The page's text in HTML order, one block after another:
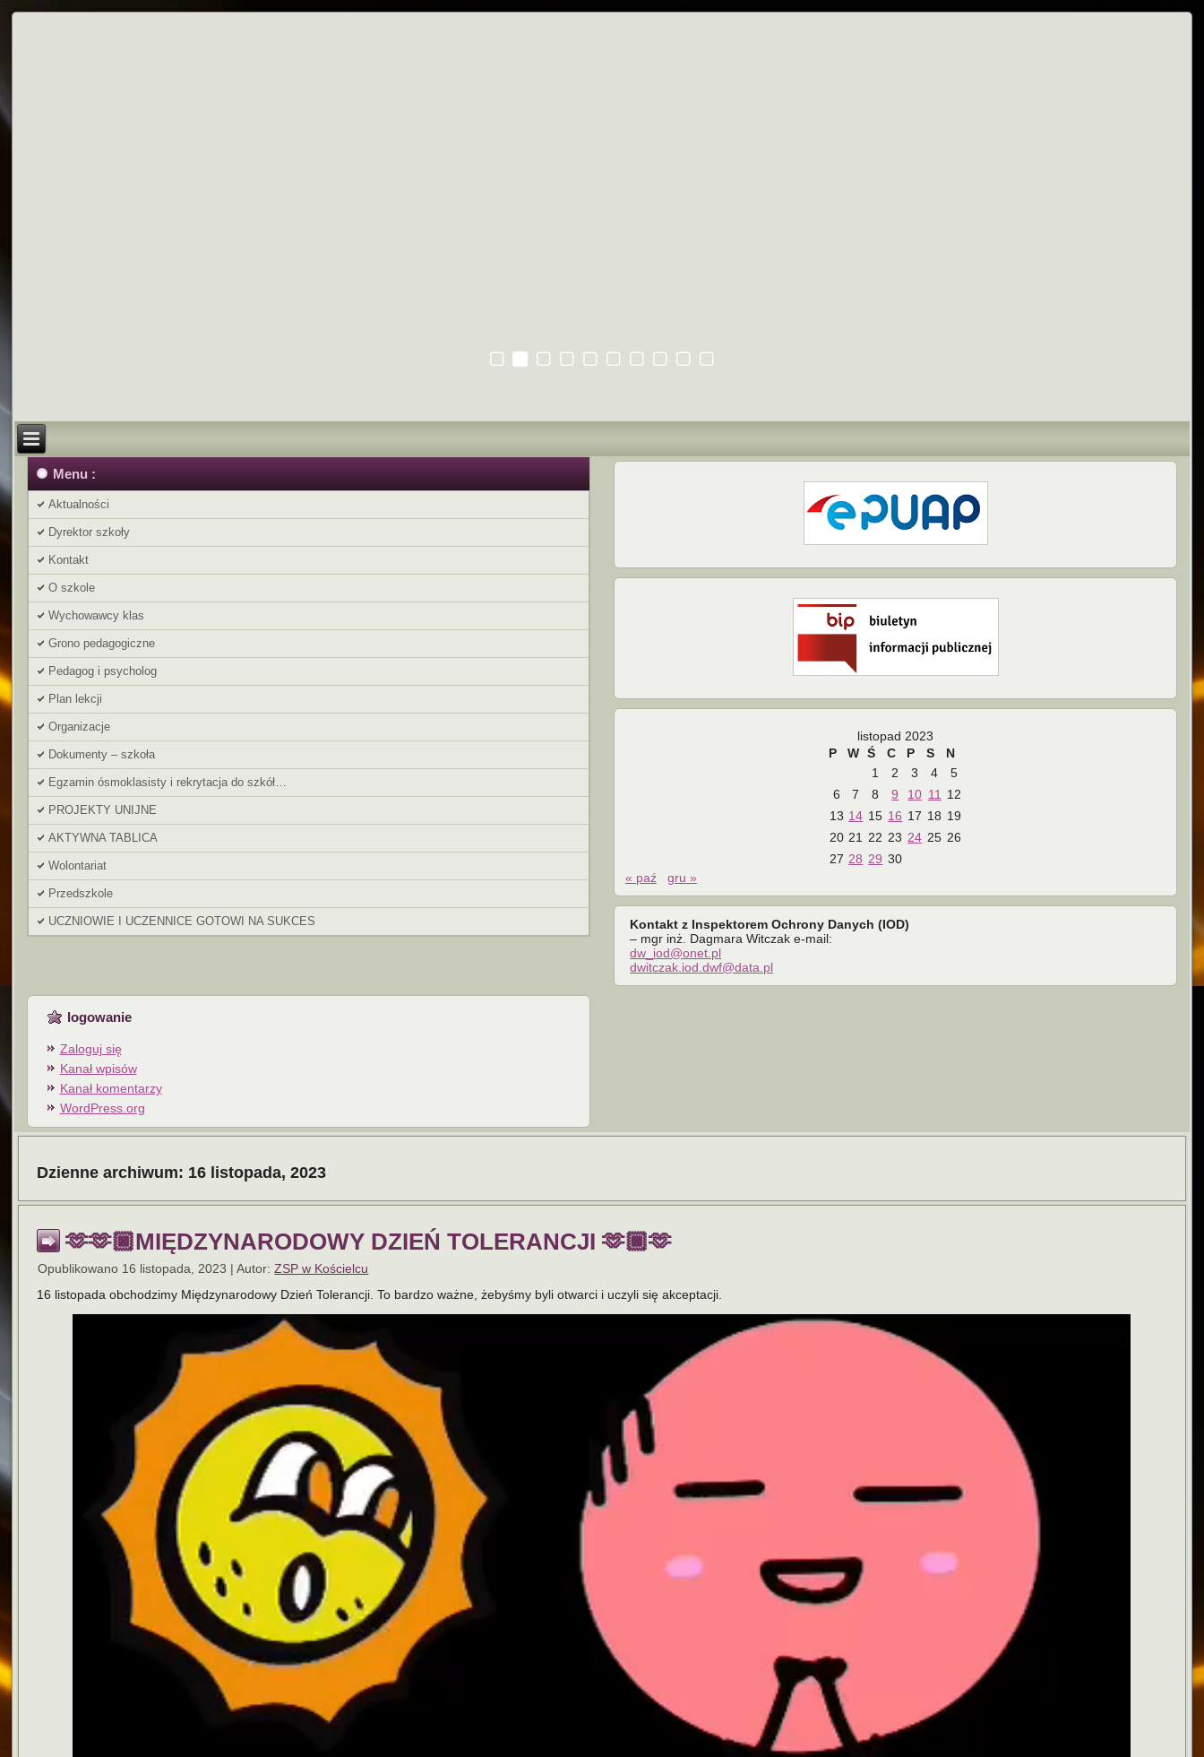
Menu :
Aktualności
Dyrektor szkoły
Kontakt
O szkole
Wychowawcy klas
Grono pedagogiczne
Pedagog i psycholog
Plan lekcji
Organizacje
Dokumenty – szkoła
Egzamin ósmoklasisty i rekrytacja do szkół…
PROJEKTY UNIJNE
AKTYWNA TABLICA
Wolontariat
Przedszkole
UCZNIOWIE I UCZENNICE GOTOWI NA SUKCES
listopad 2023
P
W Ś C P S
N
1
2 3 4
5
6
7 8 9 10 11 12
13 14 15 16 17 18 19
20 21 22 23 24 25 26
27 28 29 30
« paź
gru »
Kontakt z Inspektorem Ochrony Danych (IOD)
– mgr inż. Dagmara Witczak e-mail:
dw_iod@onet.pl
dwitczak.iod.dwf@data.pl
logowanie
Zaloguj się
Kanał wpisów
Kanał komentarzy
WordPress.org
Dzienne archiwum: 16 listopada, 2023
🫶🫶🏿MIĘDZYNARODOWY DZIEŃ TOLERANCJI 🫶🏿🫶
Opublikowano 16 listopada, 2023 |Autor: ZSP w Kościelcu
16 listopada obchodzimy Międzynarodowy Dzień Tolerancji. To bardzo ważne, żebyśmy byli otwarci i uczyli się akceptacji.